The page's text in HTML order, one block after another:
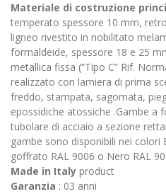
Materiale di costruzione
temperato spessore 10 mm,
ligneo rivestito in nobilitato
formaldeide, spessore 18 e 25
metallica fissa (“Tipo C” Rif.
realizzato con lamiera di prima
freddo, stampata, sagomata,
epossidiche atossiche .Gambe a
tubolare di acciaio a sezione
gambe sono disponibili nei colori
goffrato RAL 9006 o Nero RAL
Made in Italy product
Garanzia : 03 anni